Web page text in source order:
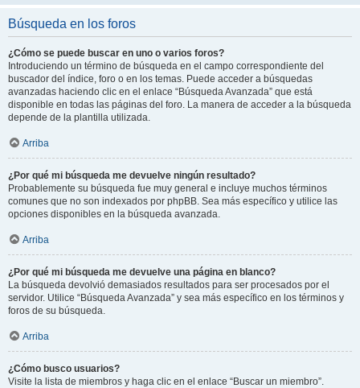
Búsqueda en los foros
¿Cómo se puede buscar en uno o varios foros?
Introduciendo un término de búsqueda en el campo correspondiente del
buscador del índice, foro o en los temas. Puede acceder a búsquedas
avanzadas haciendo clic en el enlace “Búsqueda Avanzada” que está
disponible en todas las páginas del foro. La manera de acceder a la búsqueda
depende de la plantilla utilizada.
Arriba
¿Por qué mi búsqueda me devuelve ningún resultado?
Probablemente su búsqueda fue muy general e incluye muchos términos
comunes que no son indexados por phpBB. Sea más específico y utilice las
opciones disponibles en la búsqueda avanzada.
Arriba
¿Por qué mi búsqueda me devuelve una página en blanco?
La búsqueda devolvió demasiados resultados para ser procesados por el
servidor. Utilice “Búsqueda Avanzada” y sea más específico en los términos y
foros de su búsqueda.
Arriba
¿Cómo busco usuarios?
Visite la lista de miembros y haga clic en el enlace “Buscar un miembro”.